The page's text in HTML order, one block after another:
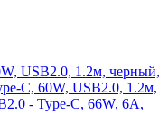
USB2.0, 1.2м, черный,
C, 60W, USB2.0, 1.2м,
- Type-C, 66W, 6A,